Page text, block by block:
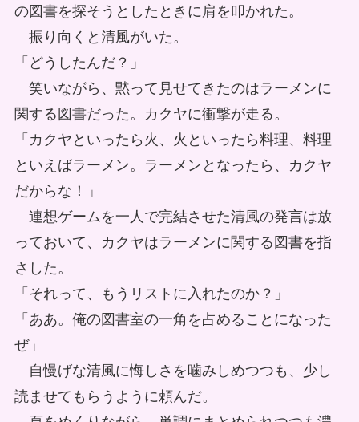
の図書を探そうとしたときに肩を叩かれた。
振り向くと清風がいた。
「どうしたんだ？」
笑いながら、黙って見せてきたのはラーメンに
関する図書だった。カクヤに衝撃が走る。
「カクヤといったら火、火といったら料理、料理
といえばラーメン。ラーメンとなったら、カクヤ
だからな！」
連想ゲームを一人で完結させた清風の発言は放
っておいて、カクヤはラーメンに関する図書を指
さした。
「それって、もうリストに入れたのか？」
「ああ。俺の図書室の一角を占めることになった
ぜ」
自慢げな清風に悔しさを噛みしめつつも、少し
読ませてもらうように頼んだ。